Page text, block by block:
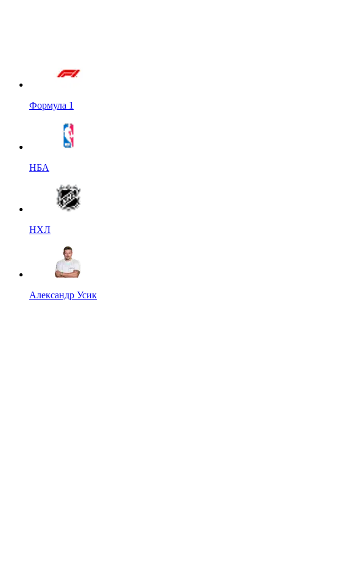
Формула 1
НБА
НХЛ
Александр Усик